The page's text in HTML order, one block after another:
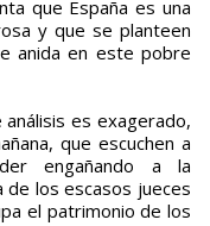
que España es una
y que se planteen
anida en este pobre
es exagerado,
que escuchen a
engañando a la
de los escasos jueces
el patrimonio de los